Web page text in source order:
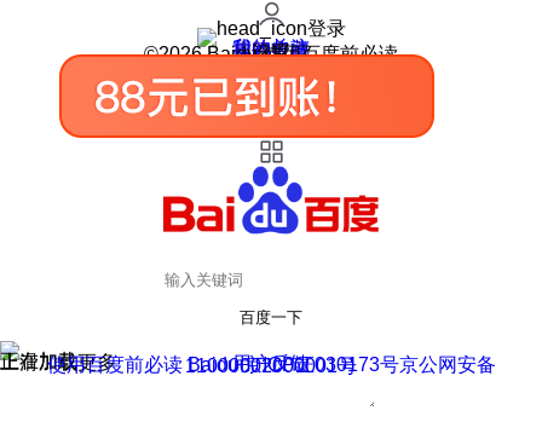
登录
我的关注
我的收藏
皮肤中心
用户反馈
设置
©2026 Baidu 使用百度前必读
百度一下
正在加载
上滑加载更多 用户反馈
使用百度前必读 Baidu 京ICP证030173号
京公网安备11000002000001号